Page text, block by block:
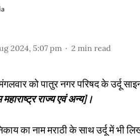
2024, 5:07 pm 2 min read
को पातुर नगर परिषद के उर्दू
महाराष्ट्र राज्य एवं अन्य]।
का नाम मराठी के साथ उर्दू में भी